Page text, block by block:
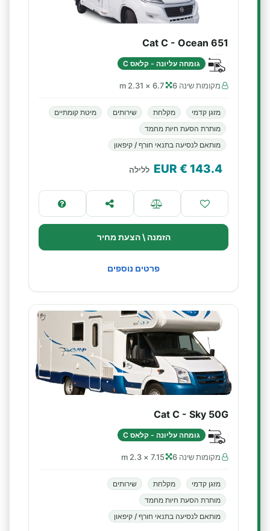
Cat C - Ocean 651
גומחה עליונה - קלאס C
מקומות שינה 6 6.7 × 2.31 m
מזגן קדמי מקלחת שירותים
מיטת קומתיים
מותרת הסעת חיות מחמד
מותאם לנסיעה בתנאי חורף / קיפאון
143.4
€ EUR ללילה
הזמנה \ הצעת מחיר
פרטים נוספים
Cat C - Sky 50G
גומחה עליונה - קלאס C
מקומות שינה 6 7.15 × 2.3 m
מזגן קדמי מקלחת
שירותים
מותרת הסעת חיות מחמד
מותאם לנסיעה בתנאי חורף / קיפאון